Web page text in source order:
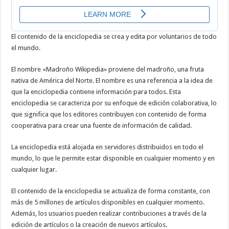
El contenido de la enciclopedia se crea y edita por voluntarios de todo
el mundo.
El nombre «Madroño Wikipedia» proviene del madroño, una fruta
nativa de América del Norte. El nombre es una referencia a la idea de
que la enciclopedia contiene información para todos. Esta
enciclopedia se caracteriza por su enfoque de edición colaborativa, lo
que significa que los editores contribuyen con contenido de forma
cooperativa para crear una fuente de información de calidad.
La enciclopedia está alojada en servidores distribuidos en todo el
mundo, lo que le permite estar disponible en cualquier momento y en
cualquier lugar.
El contenido de la enciclopedia se actualiza de forma constante, con
más de 5 millones de artículos disponibles en cualquier momento.
Además, los usuarios pueden realizar contribuciones a través de la
edición de artículos o la creación de nuevos artículos.